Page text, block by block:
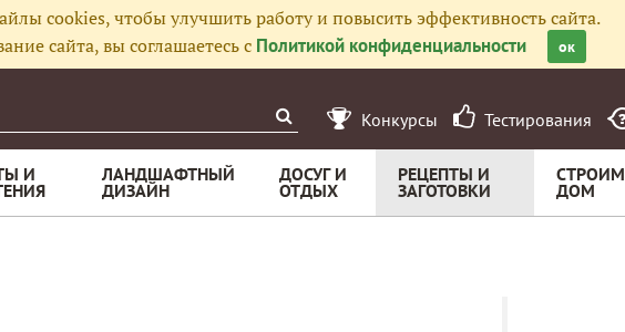
cookies, чтобы улучшить работу и повысить эффективность сайта.
сайта, вы соглашаетесь с Политикой конфиденциальности ок
Конкурсы Тестирования
И ЛАНДШАФТНЫЙ
ДИЗАЙН
ДОСУГ И
ОТДЫХ
РЕЦЕПТЫ И
ЗАГОТОВКИ
СТРОИМ
ДОМ